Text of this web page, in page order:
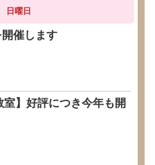
日曜日
催します
室】好評につき今年も開